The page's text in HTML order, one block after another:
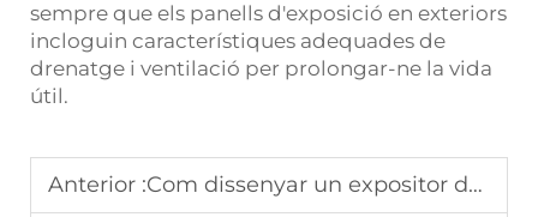
sempre que els panells d'exposició en exteriors
incloguin característiques adequades de
drenatge i ventilació per prolongar-ne la vida
útil.
Anterior :Com dissenyar un expositor de capçalera atractiu?